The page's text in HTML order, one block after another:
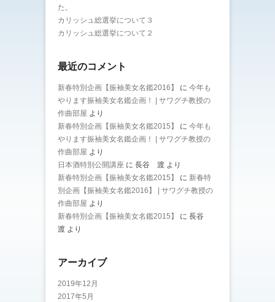
た。
カリッシュ総選挙について３
カリッシュ総選挙について２
最近のコメント
新春特別企画【振袖美女名鑑2016】 に 今年も
やります振袖美女名鑑企画！ | サワグチ教授の
作曲部屋 より
新春特別企画【振袖美女名鑑2015】
に 今年も
やります振袖美女名鑑企画！ | サワグチ教授の
作曲部屋 より
日本酒特別公開講座 に 長谷 渡 より
新春特別企画【振袖美女名鑑2015】
に 新春特
別企画【振袖美女名鑑2016】 | サワグチ教授の
作曲部屋 より
新春特別企画【振袖美女名鑑2015】
に 長谷
渡 より
アーカイブ
2019年12月
2017年5月